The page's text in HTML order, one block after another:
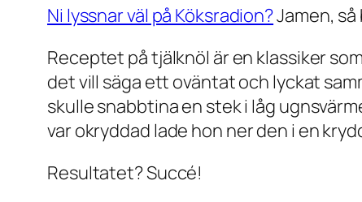
Ni lyssnar väl på Köksradion?Jamen, så
Receptet på tjälknöl är en klassiker
det vill säga ett oväntat och lyckat
skulle snabbtina en stek i låg
var okryddad lade hon ner den i en
Resultatet? Succé!